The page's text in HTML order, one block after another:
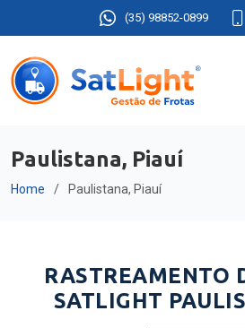
(35) 98852-0899
Paulistana, Piauí
Home Paulistana, Piauí
RASTREAMENTO
SATLIGHT